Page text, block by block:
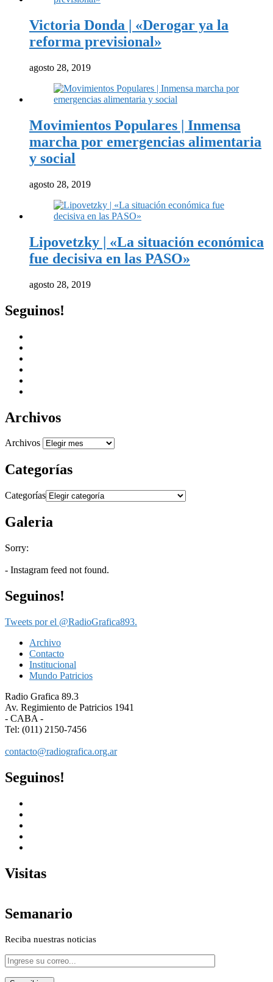
Victoria Donda | «Derogar ya la
reforma previsional»
agosto 28, 2019
Movimientos Populares | Inmensa
marcha por emergencias alimentaria
y social
agosto 28, 2019
Lipovetzky | «La situación económica
fue decisiva en las PASO»
agosto 28, 2019
Seguinos!
Archivos
Archivos
Categorías
Categorías
Galeria
Sorry:
- Instagram feed not found.
Seguinos!
Tweets por el @RadioGrafica893.
Archivo
Contacto
Institucional
Mundo Patricios
Radio Grafica 89.3
Av. Regimiento de Patricios 1941
- CABA -
Tel: (011) 2150-7456
contacto@radiografica.org.ar
Seguinos!
Visitas
Semanario
Reciba nuestras noticias